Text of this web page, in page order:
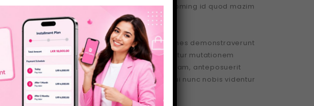
eleifend option congue nihil imperdiet doming id quod mazim
in iis qui facit eorum claritatem. Investigationes demonstraverunt
est etiam processus dynamicus, qui sequitur mutationem
gothica, quam nuncputamus parum
claram, anteposuerit
et quinta decima. Eodem modo typi, qui nunc nobis videntur